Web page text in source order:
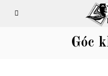
Góc